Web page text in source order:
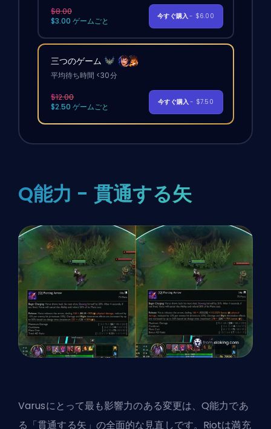
$8.00
$3.00 ゲームごと
今すぐ購入- $6.00
三つのゲーム
平均待ち時間 <30分
$12.00
$2.50 ゲームごと
今すぐ購入- $7.50
Q能力 - 貫通する矢
Varusにとって最も影響力のある変更は、Q能力であ
る「貫通する矢」の全面的な見直しです。Riotは満充